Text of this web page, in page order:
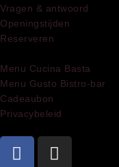
Vragen & antwoord
Openingstijden
Reserveren
Menu Cucina Basta
Menu Gusto Bistro-bar
Cadeaubon
Privacybeleid